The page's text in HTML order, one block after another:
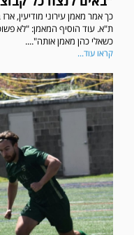
כך אמר מאמן עירוני מודיעין,
ת"א. עוד הוסיף המאמן: "לא
כשאלי כהן מאמן אותה"....
קראו עוד...